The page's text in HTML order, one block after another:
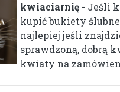
kwiaciarnię - Jeśli
kupić bukiety ślubne
najlepiej jeśli
sprawdzoną, dobrą
kwiaty na